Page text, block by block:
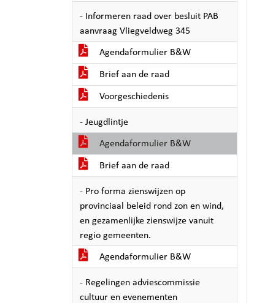
- Informeren raad over besluit PAB
aanvraag Vliegveldweg 345
Agendaformulier B&W
Brief aan de raad
Voorgeschiedenis
- Jeugdlintje
Agendaformulier B&W
Brief aan de raad
- Pro forma zienswijzen op
provinciaal beleid rond zon en wind,
en gezamenlijke zienswijze vanuit
regio gemeenten.
Agendaformulier B&W
- Regelingen adviescommissie
cultuur en evenementen